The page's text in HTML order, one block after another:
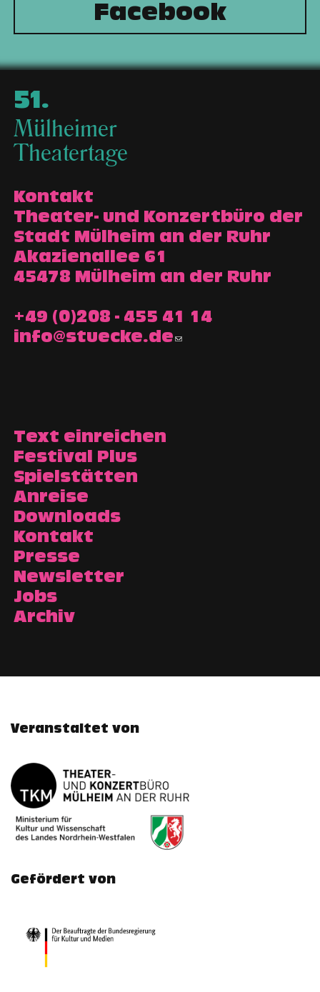
Facebook
51.
Mülheimer
Theatertage
Kontakt
Theater- und Konzertbüro der
Stadt Mülheim an der Ruhr
Akazienallee 61
45478 Mülheim an der Ruhr
+49 (0)208 - 455 41 14
info@stuecke.de
Text einreichen
Festival Plus
Spielstätten
Anreise
Downloads
Kontakt
Presse
Newsletter
Jobs
Archiv
Veranstaltet von
Gefördert von